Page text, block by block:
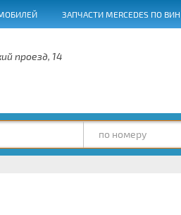
ЗАПЧАСТИ MERCEDES ПО ВИН
проезд, 14
по номеру